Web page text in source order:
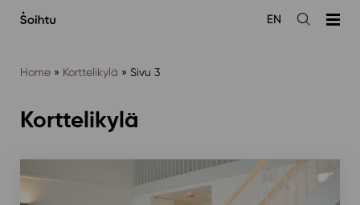
sisältöön
Avaa
EN
Home» Korttelikylä » Sivu 3
Korttelikylä